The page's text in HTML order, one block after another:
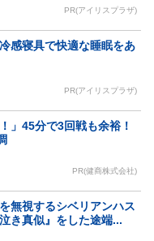
PR(アイリスプラザ)
感寝具で快適な睡眠をあ
PR(アイリスプラザ)
」45分で3回戦も余裕！
PR(健商株式会社)
無視するシベリアンハス
き真似』をした途端...